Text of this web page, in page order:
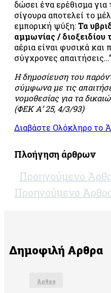
δώσει ένα ερέθισμα
σίγουρα αποτελεί το
εμπορική ψύξη:Τα
αμμωνίας / διοξειδίου
αέρια είναι φυσικά και
σύγχρονες απαιτήσεις…”
Η δημοσίευση του
σύμφωνα με τις
νομοθεσίας για τα
(ΦΕΚ Α’ 25, 4/3/93)
Διαβάστε Ολόκληρο το
Πλοήγηση άρθρων
Προηγούμενο
Προηγούμενο
Δημοφιλή Αρθρα
Άρθρα